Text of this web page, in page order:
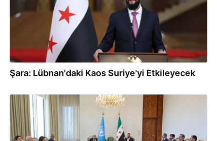
Şara: Lübnan'daki Kaos Suriye'yi Etkileyecek
25.07.2026